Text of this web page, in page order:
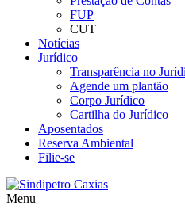
FUP
CUT
Notícias
Jurídico
Transparência no
Agende um plantão
Corpo Jurídico
Cartilha do Jurídico
Aposentados
Reserva Ambiental
Filie-se
Menu